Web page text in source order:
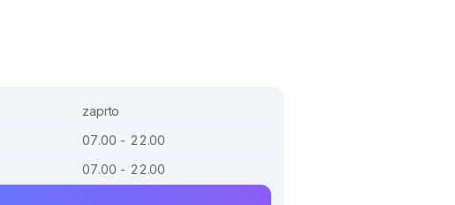
zaprto
07.00 - 22.00
07.00 - 22.00